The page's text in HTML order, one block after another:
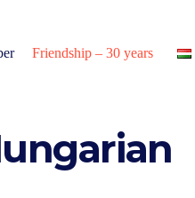
Friendship – 30 years